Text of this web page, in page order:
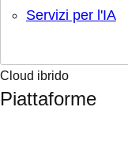
Servizi per l'IA
Cloud ibrido
Piattaforme